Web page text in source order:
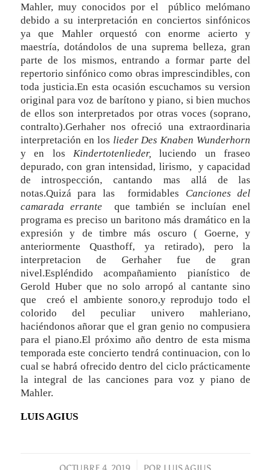
Mahler, muy conocidos por el público melómano
debido a su interpretación en conciertos sinfónicos
ya que Mahler orquestó con enorme acierto y
maestría, dotándolos de una suprema belleza, gran
parte de los mismos, entrando a formar parte del
repertorio sinfónico como obras imprescindibles, con
toda justicia.En esta ocasión escuchamos su version
original para voz de barítono y piano, si bien muchos
de ellos son interpretados por otras voces (soprano,
contralto).Gerhaher nos ofreció una extraordinaria
interpretación en los lieder Des Knaben Wunderhorn
y en los Kindertotenlieder,
luciendo un fraseo
depurado, con gran intensidad, lirismo, y capacidad
de introspección, cantando mas allá de las
notas.Quizá para las formidables Canciones del
camarada errante que también se incluían enel
programa es preciso un baritono más dramático en la
expresión y de timbre más oscuro ( Goerne, y
anteriormente Quasthoff, ya retirado), pero la
interpretacion de Gerhaher fue de gran
nivel.Espléndido acompañamiento pianístico de
Gerold Huber que no solo arropó al cantante sino
que creó el ambiente sonoro,y reprodujo todo el
colorido del peculiar univero mahleriano,
haciéndonos añorar que el gran genio no compusiera
para el piano.El próximo año dentro de esta misma
temporada este concierto tendrá continuacion, con lo
cual se habrá ofrecido dentro del ciclo prácticamente
la integral de las canciones para voz y piano de
Mahler.
LUIS AGIUS